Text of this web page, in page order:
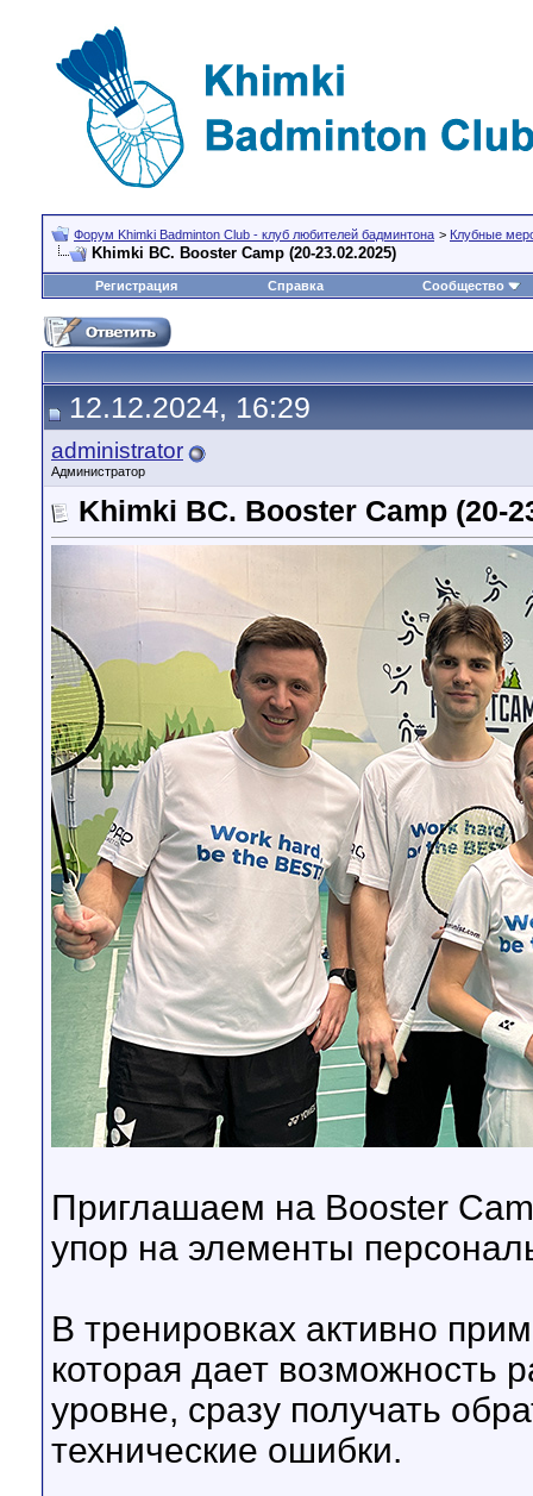
Форум Khimki Badminton Club - клуб любителей бадминтона > Клубные
Khimki BC. Booster Camp (20-23.02.2025)
Регистрация Справка Сообщество
12.12.2024, 16:29
administrator
Администратор
Khimki BC. Booster Camp (20-
Приглашаем на Booster
упор на элементы
В тренировках активно
которая дает возможность
уровне, сразу получать
технические ошибки.